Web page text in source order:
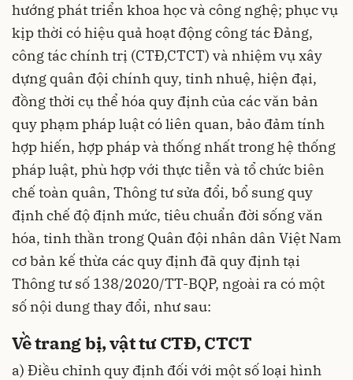
hướng phát triển khoa học và công nghệ; phục vụ
kịp thời có hiệu quả hoạt động công tác Đảng,
công tác chính trị (CTĐ,CTCT) và nhiệm vụ xây
dựng quân đội chính quy, tinh nhuệ, hiện đại,
đồng thời cụ thể hóa quy định của các văn bản
quy phạm pháp luật có liên quan, bảo đảm tính
hợp hiến, hợp pháp và thống nhất trong hệ thống
pháp luật, phù hợp với thực tiễn và tổ chức biên
chế toàn quân, Thông tư sửa đổi, bổ sung quy
định chế độ định mức, tiêu chuẩn đời sống văn
hóa, tinh thần trong Quân đội nhân dân Việt Nam
cơ bản kế thừa các quy định đã quy định tại
Thông tư số 138/2020/TT-BQP, ngoài ra có một
số nội dung thay đổi, như sau:
Về trang bị, vật tư CTĐ, CTCT
a) Điều chỉnh quy định đối với một số loại hình